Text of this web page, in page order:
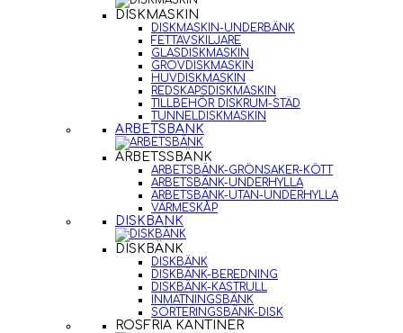
DISKMASKIN
DISKMASKIN-UNDERBÄNK
FETTAVSKILJARE
GLASDISKMASKIN
GROVDISKMASKIN
HUVDISKMASKIN
REDSKAPSDISKMASKIN
TILLBEHÖR DISKRUM-STÄD
TUNNELDISKMASKIN
ARBETSBÄNK
ARBETSSBÄNK
ARBETSBÄNK-GRÖNSAKER-KÖTT
ARBETSBÄNK-UNDERHYLLA
ARBETSBÄNK-UTAN-UNDERHYLLA
VÄRMESKÅP
DISKBÄNK
DISKBÄNK
DISKBÄNK
DISKBÄNK-BEREDNING
DISKBÄNK-KASTRULL
INMATNINGSBÄNK
SORTERINGSBÄNK-DISK
ROSFRIA KANTINER